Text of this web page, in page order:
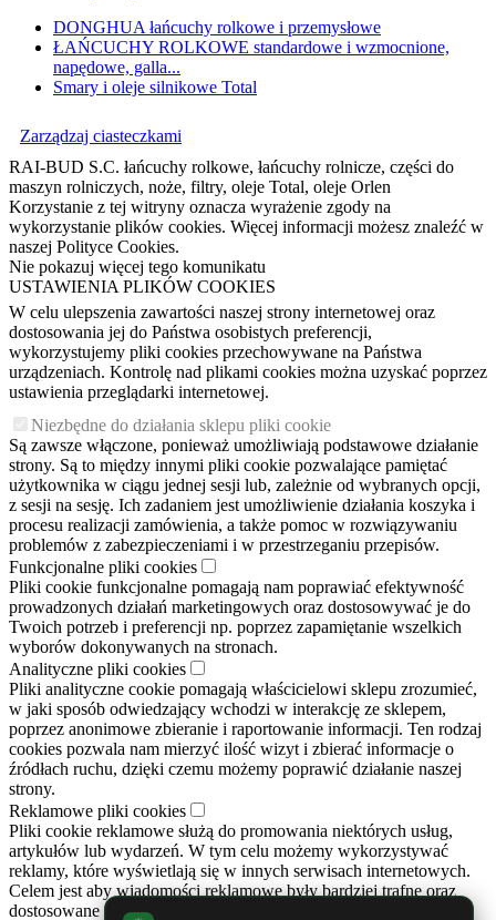
DONGHUA łańcuchy rolkowe i przemysłowe
ŁAŃCUCHY ROLKOWE standardowe i wzmocnione,
napędowe, galla...
Smary i oleje silnikowe Total
Zarządzaj ciasteczkami
RAI-BUD S.C. łańcuchy rolkowe, łańcuchy rolnicze, części do
maszyn rolniczych, noże, filtry, oleje Total, oleje Orlen
Korzystanie z tej witryny oznacza wyrażenie zgody na
wykorzystanie plików cookies. Więcej informacji możesz znaleźć w
naszej Polityce Cookies.
Nie pokazuj więcej tego komunikatu
USTAWIENIA PLIKÓW COOKIES
W celu ulepszenia zawartości naszej strony internetowej oraz
dostosowania jej do Państwa osobistych preferencji,
wykorzystujemy pliki cookies przechowywane na Państwa
urządzeniach. Kontrolę nad plikami cookies można uzyskać poprzez
ustawienia przeglądarki internetowej.
Niezbędne do działania sklepu pliki cookie
Są zawsze włączone, ponieważ umożliwiają podstawowe działanie
strony. Są to między innymi pliki cookie pozwalające pamiętać
użytkownika w ciągu jednej sesji lub, zależnie od wybranych opcji,
z sesji na sesję. Ich zadaniem jest umożliwienie działania koszyka i
procesu realizacji zamówienia, a także pomoc w rozwiązywaniu
problemów z zabezpieczeniami i w przestrzeganiu przepisów.
Funkcjonalne pliki cookies
Pliki cookie funkcjonalne pomagają nam poprawiać efektywność
prowadzonych działań marketingowych oraz dostosowywać je do
Twoich potrzeb i preferencji np. poprzez zapamiętanie wszelkich
wyborów dokonywanych na stronach.
Analityczne pliki cookies
Pliki analityczne cookie pomagają właścicielowi sklepu zrozumieć,
w jaki sposób odwiedzający wchodzi w interakcję ze sklepem,
poprzez anonimowe zbieranie i raportowanie informacji. Ten rodzaj
cookies pozwala nam mierzyć ilość wizyt i zbierać informacje o
źródłach ruchu, dzięki czemu możemy poprawić działanie naszej
strony.
Reklamowe pliki cookies
Pliki cookie reklamowe służą do promowania niektórych usług,
artykułów lub wydarzeń. W tym celu możemy wykorzystywać
reklamy, które wyświetlają się w innych serwisach internetowych.
Celem jest aby wiadomości reklamowe były bardziej trafne oraz
dostosowane do Twoich preferencji. Cookies zapobiegają też